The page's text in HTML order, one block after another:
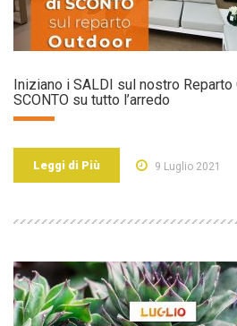
Iniziano i SALDI sul nostro Reparto
SCONTO su tutto l’arredo
Leggi di Più 9 Luglio 2021